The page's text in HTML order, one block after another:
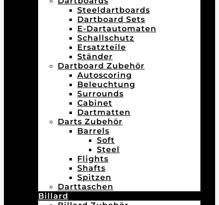
Steeldartboards
Dartboard Sets
E-Dartautomaten
Schallschutz
Ersatzteile
Ständer
Dartboard Zubehör
Autoscoring
Beleuchtung
Surrounds
Cabinet
Dartmatten
Darts Zubehör
Barrels
Soft
Steel
Flights
Shafts
Spitzen
Darttaschen
Billard